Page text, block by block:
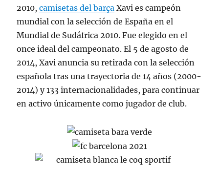
2010,camisetas del barça Xavi es campeón
mundial con la selección de España en el
Mundial de Sudáfrica 2010. Fue elegido en el
once ideal del campeonato. El 5 de agosto de
2014, Xavi anuncia su retirada con la selección
española tras una trayectoria de 14 años (2000-
2014) y 133 internacionalidades, para continuar
en activo únicamente como jugador de club.